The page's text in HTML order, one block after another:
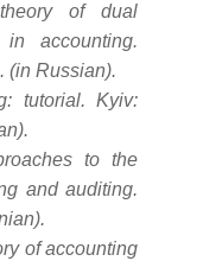
of dual
accounting.
(in Russian).
tutorial. Kyiv:
to the
and auditing.
of accounting